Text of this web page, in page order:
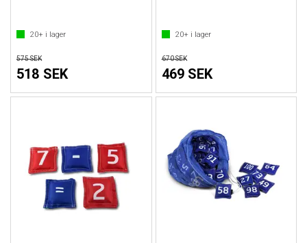
20+ i lager
575 SEK
518 SEK
20+i lager
670 SEK
469 SEK